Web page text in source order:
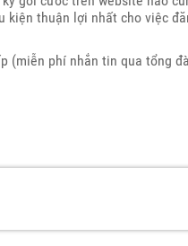
kiện thuận lợi nhất cho việc
(miễn phí nhắn tin qua tổng